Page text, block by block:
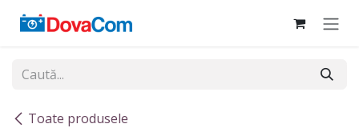
Toate produsele